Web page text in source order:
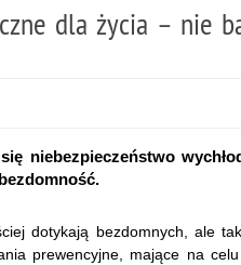
dla życia – nie
niebezpieczeństwo
dotykają bezdomnych, ale
prewencyjne, mające na